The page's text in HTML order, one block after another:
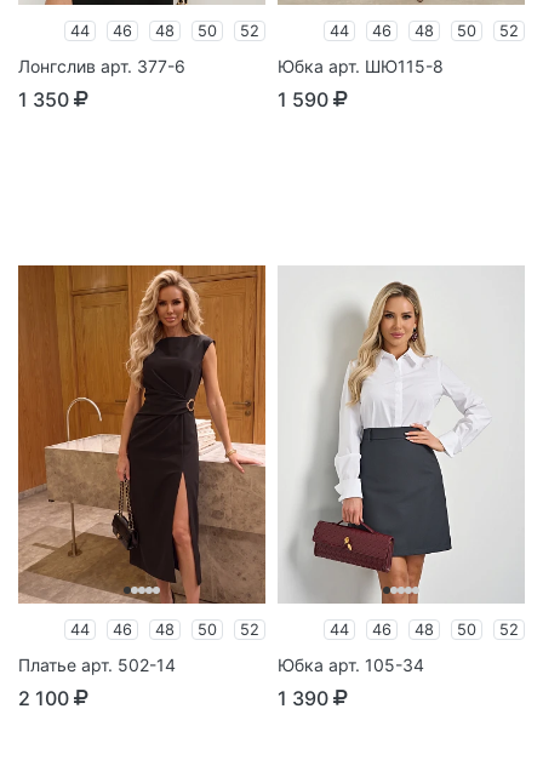
44 46 48 50 52
Лонгслив арт. 377-6
1 350
44 46 48 50 52
Юбка арт. ШЮ115-8
1 590
44 46 48 50 52
Платье арт. 502-14
2 100
44 46 48 50 52
Юбка арт. 105-34
1 390